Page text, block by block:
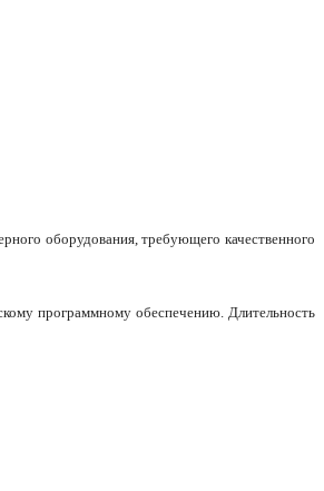
оборудования, требующего качественного
программному обеспечению. Длительность